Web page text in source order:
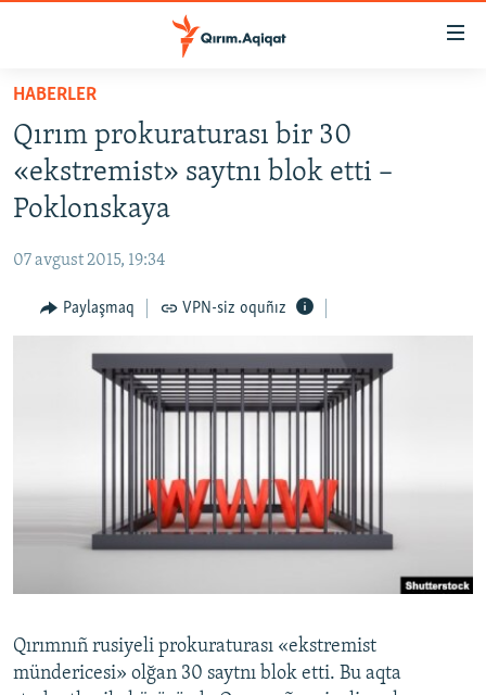
Esas
qaytmaq
Baş
navigatsiyağa
qaytmaq
Qıdıruvğa
qaytmaq
SİYASET
İQTİSADİYAT
MEDENİYET
İNSAN AQLARI
Русский
HABERLER
Qırım prokuraturası bir 30
«ekstremist» saytnı blok etti –
Poklonskaya
07 avgust 2015, 19:34
Paylaşmaq VPN-siz oquñız
Qırımnıñ rusiyeli prokuraturası «ekstremist
mündericesi» olğan 30 saytnı blok etti. Bu aqta